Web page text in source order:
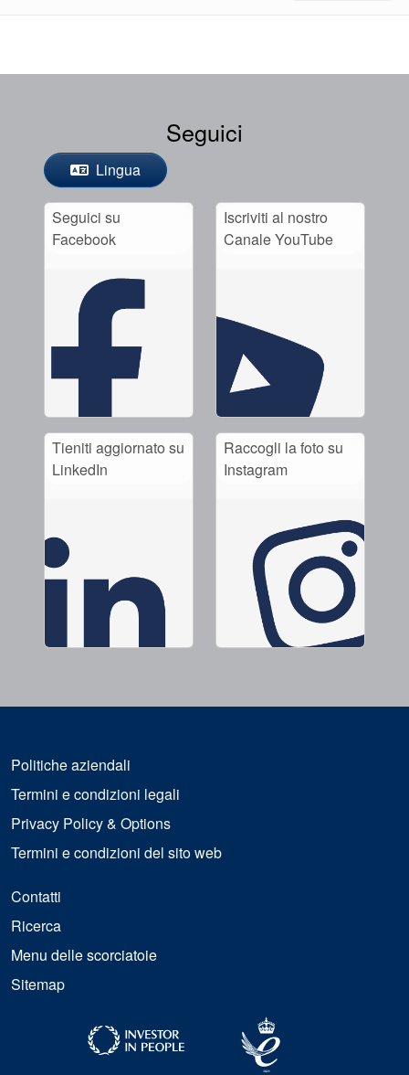
Seguici
Lingua
Seguici su
Facebook
Iscriviti al nostro
Canale YouTube
Tieniti aggiornato su
LinkedIn
Raccogli la foto su
Instagram
Politiche aziendali
Termini e condizioni legali
Privacy Policy & Options
Termini e condizioni del sito web
Contatti
Ricerca
Menu delle scorciatoie
Sitemap